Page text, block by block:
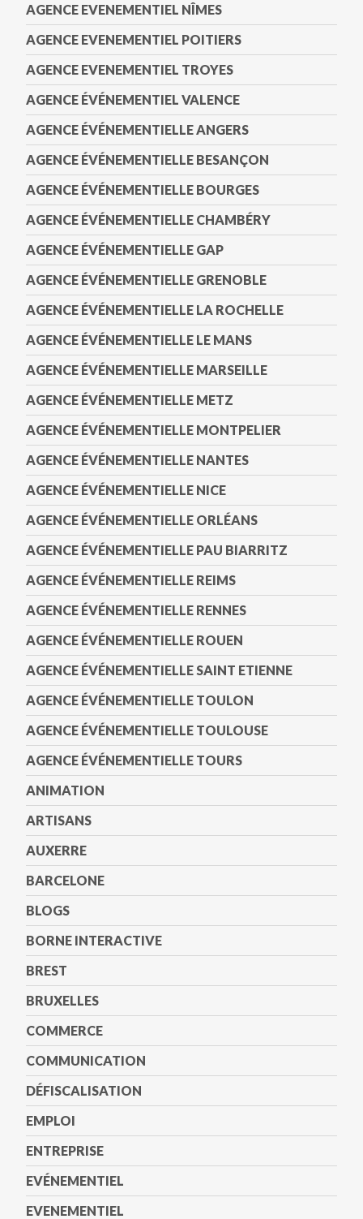
AGENCE EVENEMENTIEL NÎMES
AGENCE EVENEMENTIEL POITIERS
AGENCE EVENEMENTIEL TROYES
AGENCE ÉVÉNEMENTIEL VALENCE
AGENCE ÉVÉNEMENTIELLE ANGERS
AGENCE ÉVÉNEMENTIELLE BESANÇON
AGENCE ÉVÉNEMENTIELLE BOURGES
AGENCE ÉVÉNEMENTIELLE CHAMBÉRY
AGENCE ÉVÉNEMENTIELLE GAP
AGENCE ÉVÉNEMENTIELLE GRENOBLE
AGENCE ÉVÉNEMENTIELLE LA ROCHELLE
AGENCE ÉVÉNEMENTIELLE LE MANS
AGENCE ÉVÉNEMENTIELLE MARSEILLE
AGENCE ÉVÉNEMENTIELLE METZ
AGENCE ÉVÉNEMENTIELLE MONTPELIER
AGENCE ÉVÉNEMENTIELLE NANTES
AGENCE ÉVÉNEMENTIELLE NICE
AGENCE ÉVÉNEMENTIELLE ORLÉANS
AGENCE ÉVÉNEMENTIELLE PAU BIARRITZ
AGENCE ÉVÉNEMENTIELLE REIMS
AGENCE ÉVÉNEMENTIELLE RENNES
AGENCE ÉVÉNEMENTIELLE ROUEN
AGENCE ÉVÉNEMENTIELLE SAINT ETIENNE
AGENCE ÉVÉNEMENTIELLE TOULON
AGENCE ÉVÉNEMENTIELLE TOULOUSE
AGENCE ÉVÉNEMENTIELLE TOURS
ANIMATION
ARTISANS
AUXERRE
BARCELONE
BLOGS
BORNE INTERACTIVE
BREST
BRUXELLES
COMMERCE
COMMUNICATION
DÉFISCALISATION
EMPLOI
ENTREPRISE
EVÉNEMENTIEL
EVENEMENTIEL